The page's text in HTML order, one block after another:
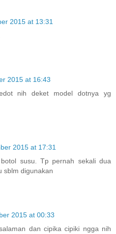
2015 at 13:31
2015 at 16:43
nih deket model dotnya yg
2015 at 17:31
susu. Tp pernah sekali dua
sblm digunakan
2015 at 00:33
dan cipika cipiki ngga nih